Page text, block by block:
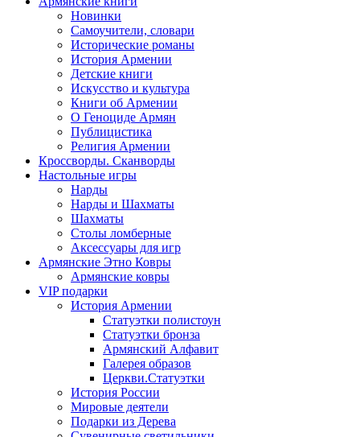
Новинки
Самоучители, словари
Исторические романы
История Армении
Детские книги
Иcкусство и культура
Книги об Армении
О Геноциде Армян
Публицистика
Религия Армении
Кроссворды. Сканворды
Настольные игры
Нарды
Нарды и Шахматы
Шахматы
Столы ломберные
Аксессуары для игр
Армянские Этно Ковры
Армянские ковры
VIP подарки
История Армении
Статуэтки полистоун
Статуэтки бронза
Армянский Алфавит
Галерея образов
Церкви.Статуэтки
История России
Мировые деятели
Подарки из Дерева